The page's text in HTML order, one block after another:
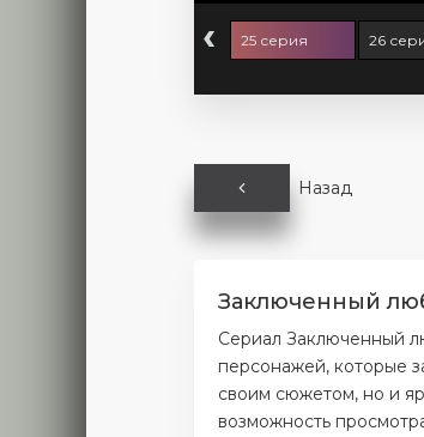
‹ 25 серия 26
Назад
Заключенный
Сериал Заключенный
персонажей, которые
своим сюжетом, но и
возможность